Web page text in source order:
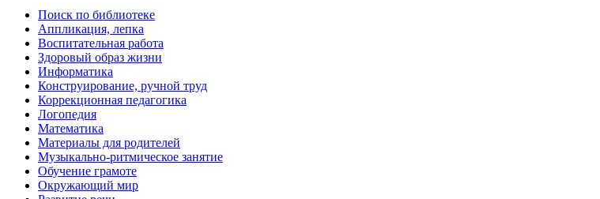
Поиск по библиотеке
Аппликация, лепка
Воспитательная работа
Здоровый образ жизни
Информатика
Конструирование, ручной труд
Коррекционная педагогика
Логопедия
Математика
Материалы для родителей
Музыкально-ритмическое занятие
Обучение грамоте
Окружающий мир